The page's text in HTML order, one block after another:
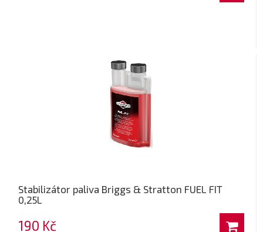
Stabilizátor paliva Briggs & Stratton FUEL FIT
0,25L
190 Kč